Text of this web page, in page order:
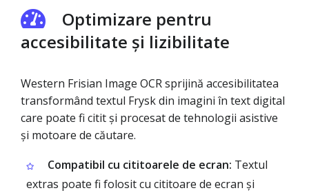
Optimizare pentru
accesibilitate și lizibilitate
Western Frisian Image OCR sprijină accesibilitatea
transformând textul Frysk din imagini în text digital
care poate fi citit și procesat de tehnologii asistive
și motoare de căutare.
Compatibil cu cititoarele de ecran: Textul
extras poate fi folosit cu cititoare de ecran și